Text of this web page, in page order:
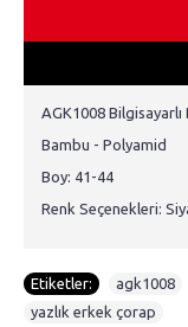
AGK1008
Bambu - Polyamid
Boy: 41-44
Renk Seçenekleri:
Etiketler: agk1008
yazlık erkek çorap